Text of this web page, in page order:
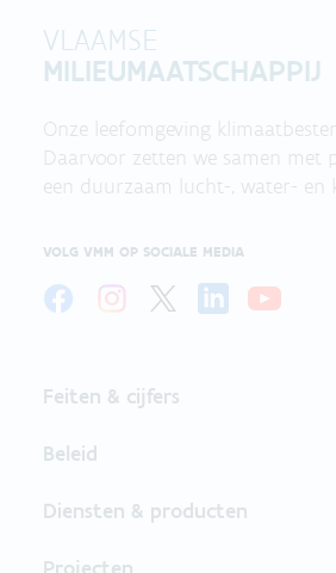
VLAAMSE
MILIEUMAATSCHAPPIJ
Onze leefomgeving
Daarvoor zetten we samen met
een duurzaam lucht-, water- en
VOLG VMM OP SOCIALE MEDIA
Feiten & cijfers
Beleid
Diensten & producten